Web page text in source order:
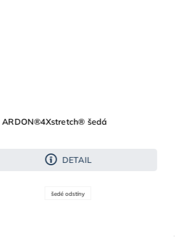
ARDON®4Xstretch® šedá
DETAIL
šedé odstíny